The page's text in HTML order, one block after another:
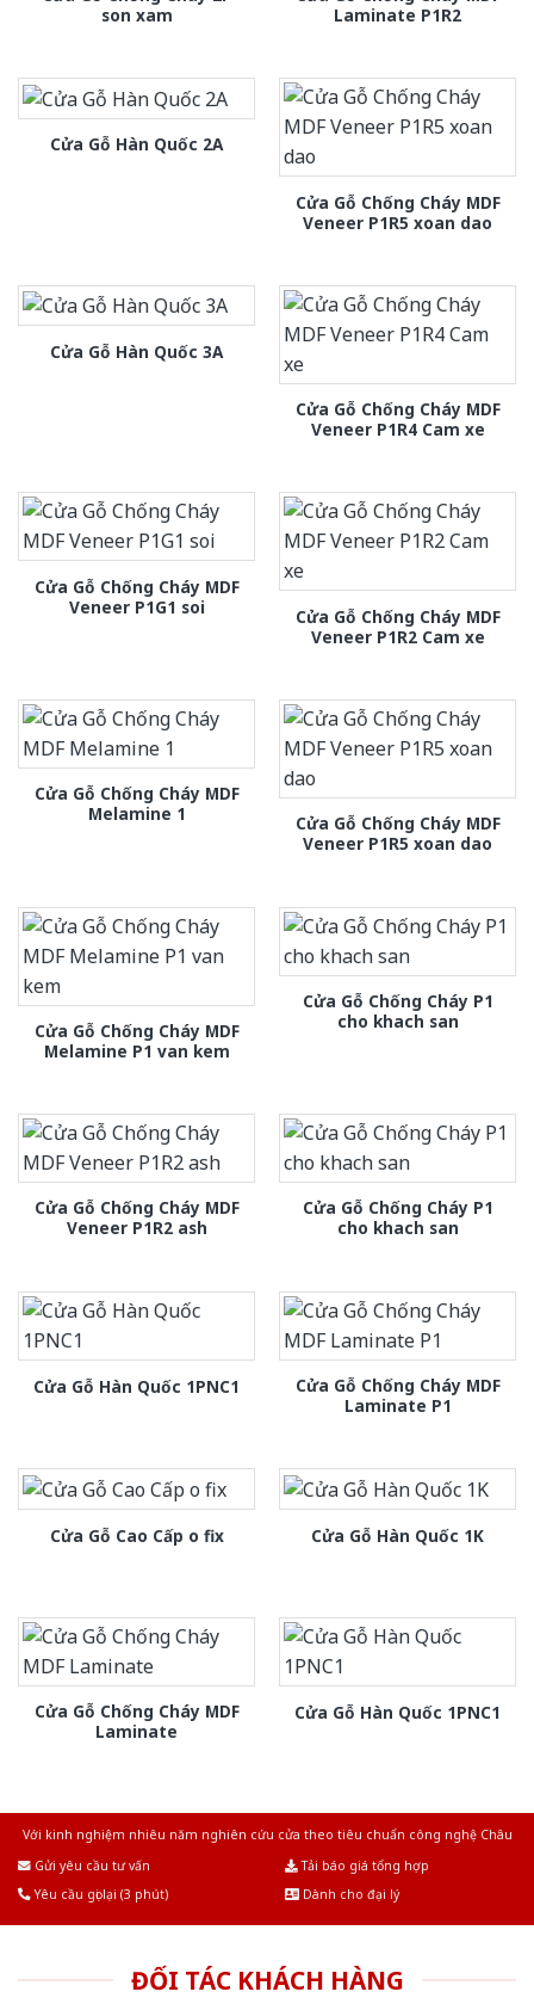
son xam
Laminate P1R2
Cửa Gỗ Hàn Quốc 2A
Cửa Gỗ Chống Cháy MDF
Veneer P1R5 xoan dao
Cửa Gỗ Hàn Quốc 3A
Cửa Gỗ Chống Cháy MDF
Veneer P1R4 Cam xe
Cửa Gỗ Chống Cháy MDF
Veneer P1G1 soi
Cửa Gỗ Chống Cháy MDF
Veneer P1R2 Cam xe
Cửa Gỗ Chống Cháy MDF
Melamine 1
Cửa Gỗ Chống Cháy MDF
Veneer P1R5 xoan dao
Cửa Gỗ Chống Cháy MDF
Melamine P1 van kem
Cửa Gỗ Chống Cháy P1
cho khach san
Cửa Gỗ Chống Cháy MDF
Veneer P1R2 ash
Cửa Gỗ Chống Cháy P1
cho khach san
Cửa Gỗ Hàn Quốc 1PNC1
Cửa Gỗ Chống Cháy MDF
Laminate P1
Cửa Gỗ Cao Cấp o fix Cửa Gỗ Hàn Quốc 1K
Cửa Gỗ Chống Cháy MDF
Laminate
Cửa Gỗ Hàn Quốc 1PNC1
Với kinh nghiệm nhiêu năm nghiên cứu cửa theo tiêu chuẩn công nghệ Châu
Gửi yêu cầu tư vấn
Tải báo giá tổng hợp
Yêu cầu gọi lại (3 phút)
Dành cho đại lý
ĐỐI TÁC KHÁCH HÀNG